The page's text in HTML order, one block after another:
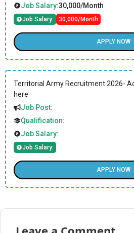
Job Salary:30,000/Month
Job Salary: 30,000/Month
APPLY NOW
Territorial Army Recruitment 2026-
here
Job Post:
Qualification:
Job Salary:
Job Salary:
APPLY NOW